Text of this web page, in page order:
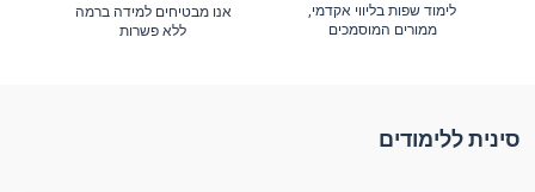
לימוד שפות בליווי אקדמי,
ממורים המוסמכים
אנו מבטיחים למידה ברמה
ללא פשרות
סינית ללימודים